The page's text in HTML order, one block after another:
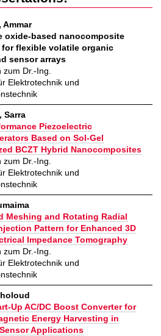
Ammar
oxide-based nanocomposite
for flexible volatile organic
sensor arrays
zum Dr.-Ing.
Elektrotechnik und
Sarra
Piezoelectric
Based on Sol-Gel
BCZT Hybrid Nanocomposites
zum Dr.-Ing.
Elektrotechnik und
Meshing and Rotating Radial
Pattern for Enhanced 3D
Impedance Tomography
zum Dr.-Ing.
Elektrotechnik und
Up AC/DC Boost Converter for
Energy Harvesting in
Applications